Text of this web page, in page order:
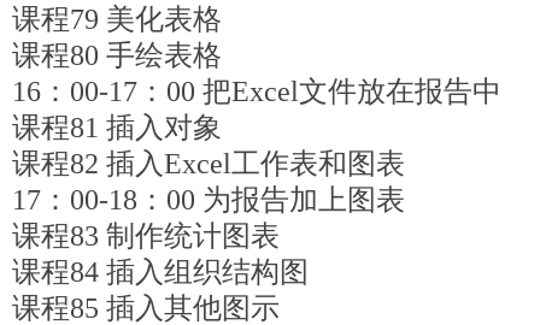
课程79 美化表格
课程80 手绘表格
16：00-17：00 把Excel文件放在报告中
课程81 插入对象
课程82 插入Excel工作表和图表
17：00-18：00 为报告加上图表
课程83 制作统计图表
课程84 插入组织结构图
课程85 插入其他图示